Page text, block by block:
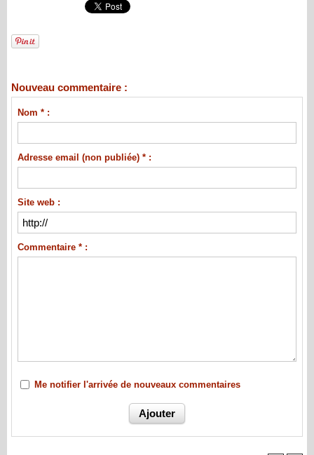
Nouveau commentaire :
Nom * :
Adresse email (non publiée) * :
Site web :
Commentaire * :
Me notifier l'arrivée de nouveaux commentaires